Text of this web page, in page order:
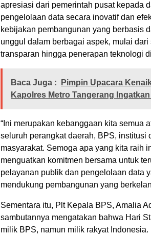
apresiasi dari pemerintah pusat kepada
pengelolaan data secara inovatif dan
kebijakan pembangunan yang berbasis
unggul dalam berbagai aspek, mulai
transparan hingga penerapan teknologi
Baca Juga :
Pimpin Upacara
Kapolres Metro Tangerang
“Ini merupakan kebanggaan kita semua
seluruh perangkat daerah, BPS, institusi
masyarakat. Semoga apa yang kita raih
menguatkan komitmen bersama untuk
pelayanan publik dan pengelolaan data
mendukung pembangunan yang
Sementara itu, Plt Kepala BPS, Amalia
sambutannya mengatakan bahwa Hari
milik BPS, namun milik rakyat